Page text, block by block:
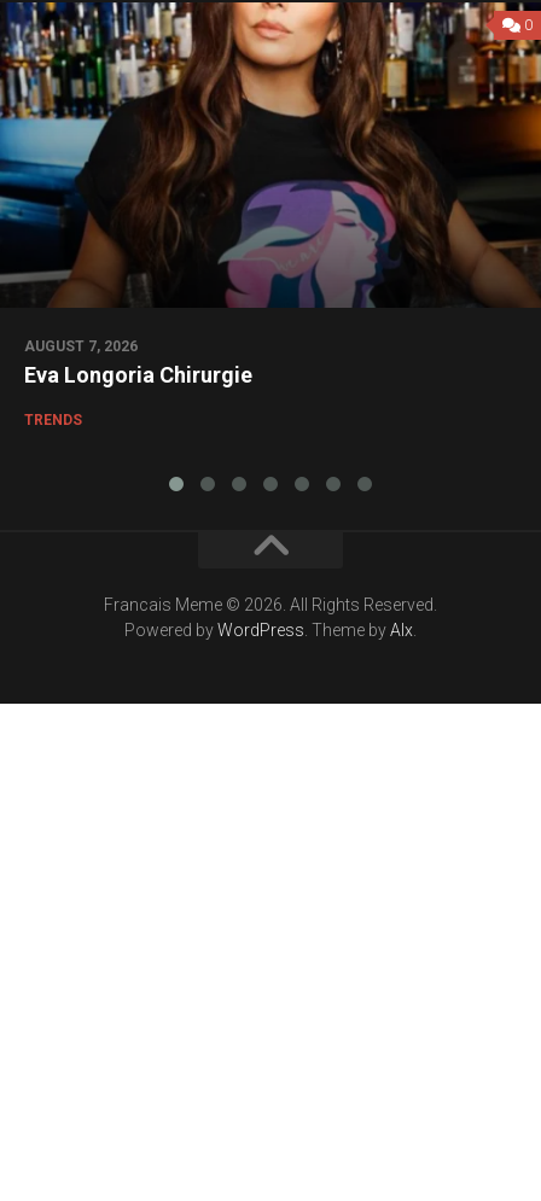
0
AUGUST 7, 2026
Eva Longoria Chirurgie
TRENDS
Francais Meme © 2026. All Rights Reserved.
Powered byWordPress . Theme byAlx